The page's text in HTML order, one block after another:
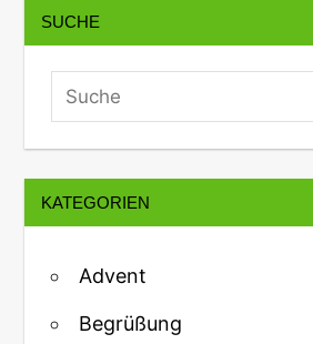
SUCHE
KATEGORIEN
Advent
Begrüßung